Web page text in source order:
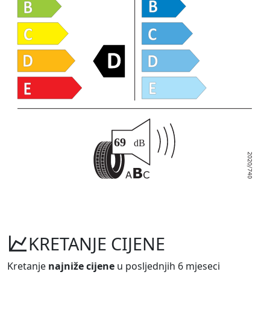
KRETANJE CIJENE
Kretanje najniže cijene u posljednjih 6 mjeseci